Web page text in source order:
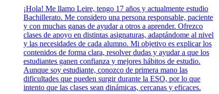
¡Hola! Me llamo Leire, tengo 17 años y actualmente estudio
Bachillerato. Me considero una persona responsable, paciente
y con muchas ganas de ayudar a otros a aprender. Ofrezco
clases de apoyo en distintas asignaturas, adaptándome al nivel
y las necesidades de cada alumno. Mi objetivo es explicar los
contenidos de forma clara, resolver dudas y ayudar a que los
estudiantes ganen confianza y mejores hábitos de estudio.
Aunque soy estudiante, conozco de primera mano las
dificultades que pueden surgir durante la ESO, por lo que
intento que las clases sean dinámicas, cercanas y eficaces.